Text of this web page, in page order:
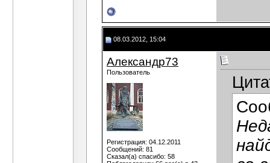
08.03.2012, 15:04
Александр73
Пользователь
Регистрация: 04.12.2011
Сообщений: 81
Сказал(а) спасибо: 58